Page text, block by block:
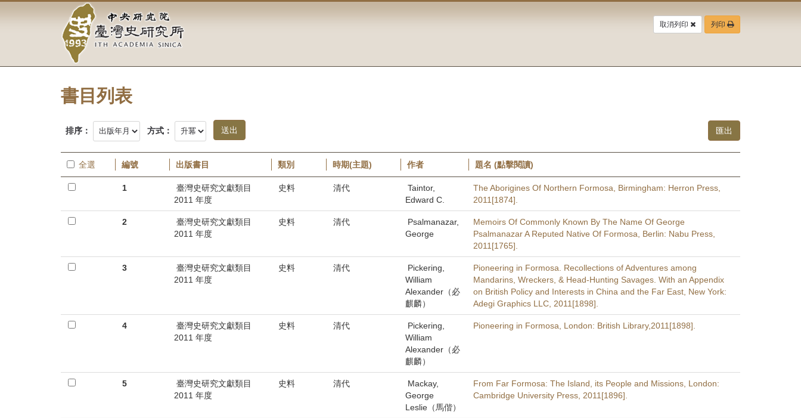
容
中
央
研
究
院-
臺
灣
史
研
究
首
取消列印 列印
書目列表
排序： 方式：
全選 編號 出版書目 類別 時期(主題) 作者 題名 (點擊閱讀)
1
臺灣史研究文獻類目
2011 年度
史料 清代
Taintor,
Edward C.
The Aborigines Of Northern Formosa, Birmingham: Herron Press,
2011[1874].
2
臺灣史研究文獻類目
2011 年度
史料 清代
Psalmanazar,
George
Memoirs Of Commonly Known By The Name Of George
Psalmanazar A Reputed Native Of Formosa, Berlin: Nabu Press,
2011[1765].
3
臺灣史研究文獻類目
2011 年度
史料 清代
Pickering,
William
Alexander（必
麒麟）
Pioneering in Formosa. Recollections of Adventures among
Mandarins, Wreckers, & Head-Hunting Savages. With an Appendix
on British Policy and Interests in China and the Far East, New York:
Adegi Graphics LLC, 2011[1898].
4
臺灣史研究文獻類目
2011 年度
史料 清代
Pickering,
William
Alexander（必
麒麟）
Pioneering in Formosa, London: British Library,2011[1898].
5
臺灣史研究文獻類目
2011 年度
史料 清代
Mackay,
George
Leslie（馬偕）
From Far Formosa: The Island, its People and Missions, London:
Cambridge University Press, 2011[1896].